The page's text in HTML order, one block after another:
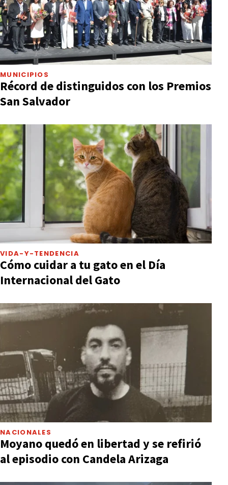
MUNICIPIOS
Récord de distinguidos con los Premios
San Salvador
VIDA-Y-TENDENCIA
Cómo cuidar a tu gato en el Día
Internacional del Gato
NACIONALES
Moyano quedó en libertad y se refirió
al episodio con Candela Arizaga